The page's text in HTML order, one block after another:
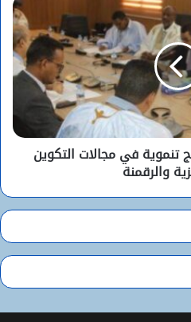
تنموية في مجالات التكوين
والرقمنة